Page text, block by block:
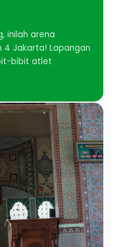
inilah arena
4 Jakarta! Lapangan
bibit atlet